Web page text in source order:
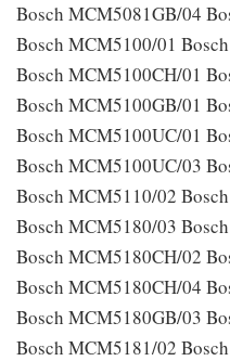
Bosch MCM5081GB/04
Bosch MCM5100/01
Bosch MCM5100CH/01
Bosch MCM5100GB/01
Bosch MCM5100UC/01
Bosch MCM5100UC/03
Bosch MCM5110/02
Bosch MCM5180/03
Bosch MCM5180CH/02
Bosch MCM5180CH/04
Bosch MCM5180GB/03
Bosch MCM5181/02